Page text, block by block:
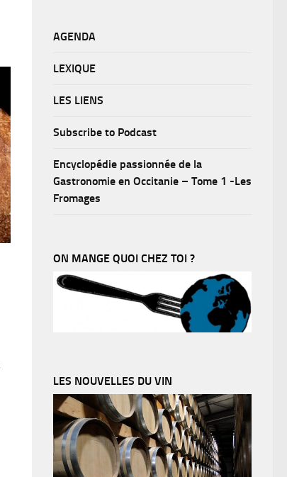
AGENDA
LEXIQUE
LES LIENS
Subscribe to Podcast
Encyclopédie passionnée de la
Gastronomie en Occitanie – Tome 1 -Les
Fromages
ON MANGE QUOI CHEZ TOI ?
LES NOUVELLES DU VIN